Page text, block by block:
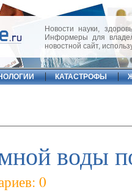
Новости науки,
Информеры для
новостной сайт,
КАТАСТРОФЫ
воды
0